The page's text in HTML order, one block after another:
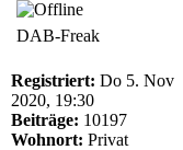
DAB-Freak
Registriert: Do 5. Nov
2020, 19:30
Beiträge: 10197
Wohnort: Privat